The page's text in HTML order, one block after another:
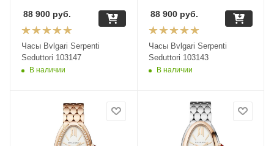
Часы Bvlgari Serpenti
Seduttori 103147
В наличии
88 900 руб.
Часы Bvlgari Serpenti
Seduttori 103143
В наличии
88 900руб.